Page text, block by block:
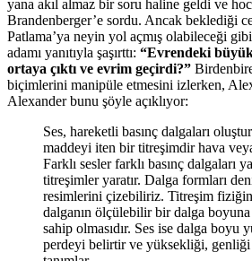
yana akıl almaz bir soru haline geldi ve
Brandenberger’e sordu. Ancak beklediği
Patlama’ya neyin yol açmış olabileceği
adamı yanıtıyla şaşırttı: “Evrendeki büyük
ortaya çıktı ve evrim geçirdi?”
biçimlerini manipüle etmesini izlerken,
Alexander bunu şöyle açıklıyor:
Ses, hareketli basınç dalgaları
maddeyi iten bir titreşimdir hava
Farklı sesler farklı basınç dalgaları
titreşimler yaratır. Dalga formları
resimlerini çizebiliriz. Titreşim
dalganın ölçülebilir bir dalga
sahip olmasıdır. Ses ise dalga boyu
perdeyi belirtir ve yüksekliği, genliği